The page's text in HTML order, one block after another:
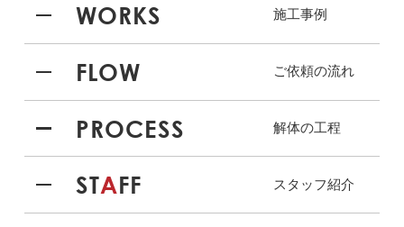
WORKS 施工事例
FLOW ご依頼の流れ
PROCESS 解体の工程
STAFF スタッフ紹介